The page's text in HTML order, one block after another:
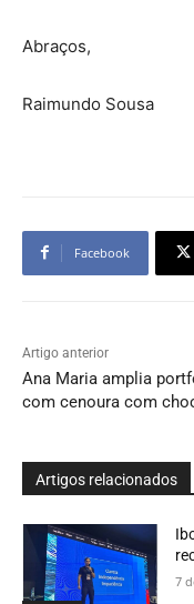
Abraços,
Raimundo Sousa
Facebook
Artigo anterior
Ana Maria amplia
com cenoura com
Artigos relacionados
7